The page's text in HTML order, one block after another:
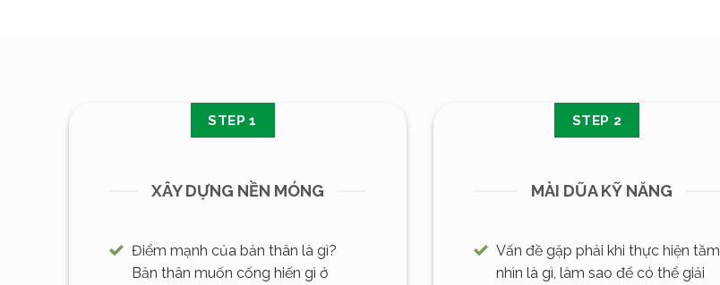
STEP 1
XÂY DỰNG NỀN MÓNG
Điểm mạnh của bản thân là gì?
Bản thân muốn cống hiến gì ở
STEP 2
MÀI DŨA KỸ NĂNG
Vấn đề gặp phải khi thực hiện tầm
nhìn là gì, làm sao để có thể giải